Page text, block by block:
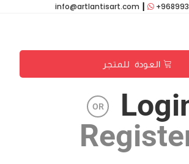
info@artlantisart.com
الـعـودة لـلـمـتـجـر
OR